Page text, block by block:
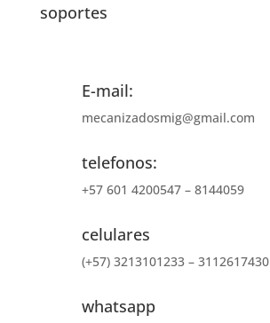
soportes
E-mail:
mecanizadosmig@gmail.com
telefonos:
+57 601 4200547 – 8144059
celulares
(+57) 3213101233 – 3112617430
whatsapp